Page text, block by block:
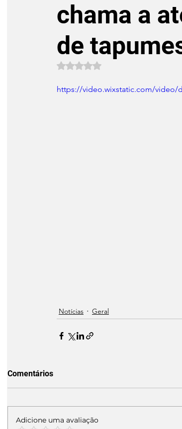
chama a
de
Avaliado com NaN de 5
https://video.wixstatic.com/video/
Notícias Geral
Comentários
Adicione uma avaliação